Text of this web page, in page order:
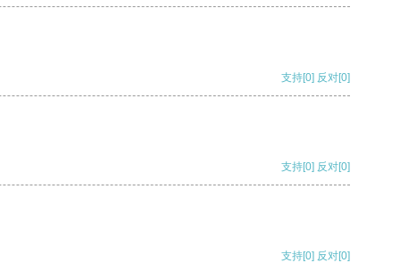
支持[0] 反对[0]
支持[0] 反对[0]
支持[0] 反对[0]